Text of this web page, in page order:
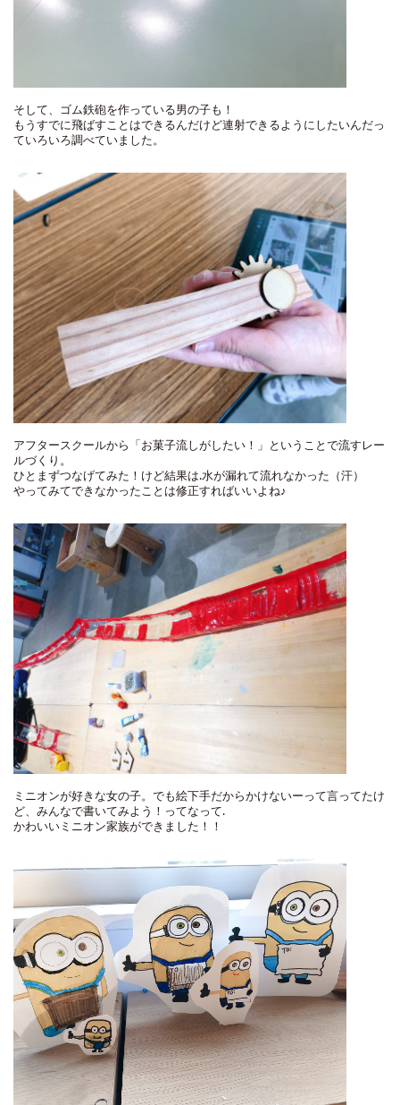
そして、ゴム鉄砲を作っている男の子も！
もうすでに飛ばすことはできるんだけど連射できるようにしたいんだっ
ていろいろ調べていました。
アフタースクールから「お菓子流しがしたい！」ということで流すレー
ルづくり。
ひとまずつなげてみた！けど結果は…水が漏れて流れなかった（汗）
やってみてできなかったことは修正すればいいよね♪
ミニオンが好きな女の子。でも絵下手だからかけないーって言ってたけ
ど、みんなで書いてみよう！ってなって…
かわいいミニオン家族ができました！！